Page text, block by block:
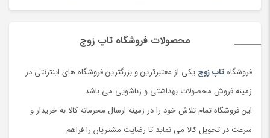
محصولات فروشگاه تاپ زوج
فروشگاهتاپ زوج یکی از معتبرترین و بزرگترین فروشگاه های اینترنتی در
زمینه فروش محصولات بهداشتی و زناشویی می باشد.
این فروشگاه تمام تلاش خود را در زمینه ارسال محرمانه کالا به خریدار و
سرعت در تحویل کالا می نماید تا رضایت مشتریان را فراهم